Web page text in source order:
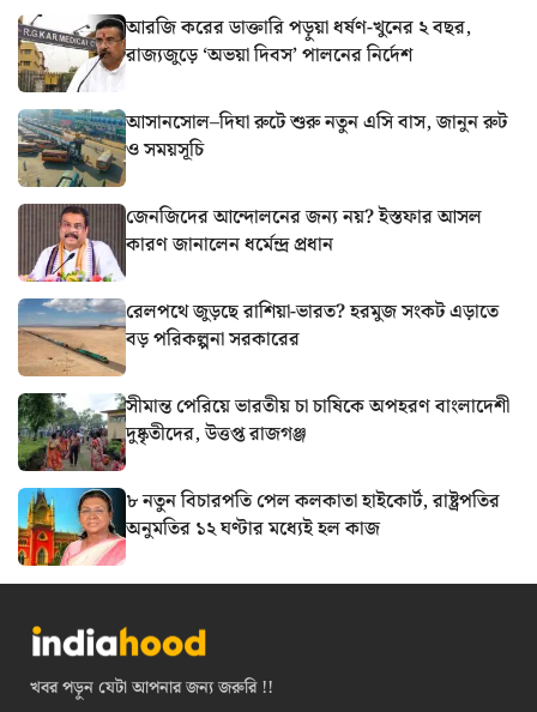
আরজি করের ডাক্তারি পড়ুয়া ধর্ষণ-খুনের ২ বছর,
রাজ্যজুড়ে ‘অভয়া দিবস’ পালনের নির্দেশ
আসানসোল–দিঘা রুটে শুরু নতুন এসি বাস, জানুন রুট
ও সময়সূচি
জেনজিদের আন্দোলনের জন্য নয়? ইস্তফার আসল
কারণ জানালেন ধর্মেন্দ্র প্রধান
রেলপথে জুড়ছে রাশিয়া-ভারত? হরমুজ সংকট এড়াতে
বড় পরিকল্পনা সরকারের
সীমান্ত পেরিয়ে ভারতীয় চা চাষিকে অপহরণ বাংলাদেশী
দুষ্কৃতীদের, উত্তপ্ত রাজগঞ্জ
৮ নতুন বিচারপতি পেল কলকাতা হাইকোর্ট, রাষ্ট্রপতির
অনুমতির ১২ ঘণ্টার মধ্যেই হল কাজ
খবর পড়ুন যেটা আপনার জন্য জরুরি !!